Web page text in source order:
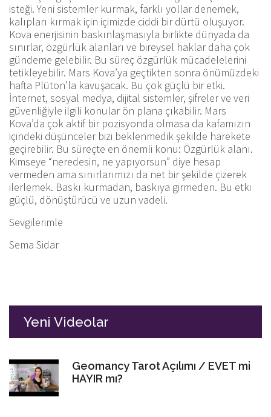
isteği. Yeni sistemler kurmak, farklı yollar denemek,
kalıpları kırmak için içimizde ciddi bir dürtü oluşuyor.
Kova enerjisinin baskınlaşmasıyla birlikte dünyada da
sınırlar, özgürlük alanları ve bireysel haklar daha çok
gündeme gelebilir. Bu süreç özgürlük mücadelelerini
tetikleyebilir. Mars Kova’ya geçtikten sonra önümüzdeki
hafta Plüton’la kavuşacak. Bu çok güçlü bir etki.
İnternet, sosyal medya, dijital sistemler, şifreler ve veri
güvenliğiyle ilgili konular ön plana çıkabilir. Mars
Kova’da çok aktif bir pozisyonda olmasa da kafamızın
içindeki düşünceler bizi beklenmedik şekilde harekete
geçirebilir. Bu süreçte en önemli konu: Özgürlük alanı.
Kimseye “neredesin, ne yapıyorsun” diye hesap
vermeden ama sınırlarımızı da net bir şekilde çizerek
ilerlemek. Baskı kurmadan, baskıya girmeden. Bu etki
güçlü, dönüştürücü ve uzun vadeli.
Sevgilerimle
Sema Sidar
Yeni Videolar
Geomancy Tarot Açılımı / EVET mi
HAYIR mı?